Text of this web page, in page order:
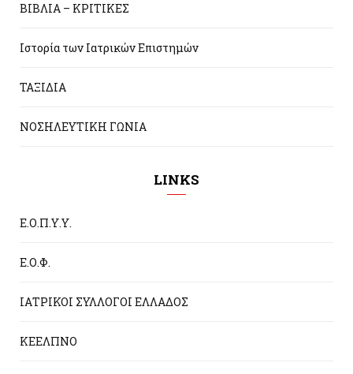
ΒΙΒΛΙΑ – ΚΡΙΤΙΚΕΣ
Ιστορία των Ιατρικών Επιστημών
ΤΑΞΙΔΙΑ
ΝΟΣΗΛΕΥΤΙΚΗ ΓΩΝΙΑ
LINKS
Ε.Ο.Π.Υ.Υ.
Ε.Ο.Φ.
ΙΑΤΡΙΚΟΙ ΣΥΛΛΟΓΟΙ ΕΛΛΑΔΟΣ
ΚΕΕΛΠΝΟ